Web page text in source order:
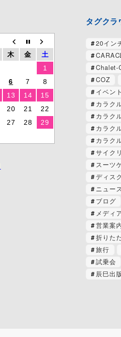
木 金
土
1
6 7
8
13 14
15
20 21
22
27 28
29
タグクラ
20イン
Chalet-
COZ
イベント
カラク
カラク
カラク
カラク
サイク
スーツ
ディス
ニュー
ブログ
メディ
営業案
折りた
旅行
試乗会
辰巳出